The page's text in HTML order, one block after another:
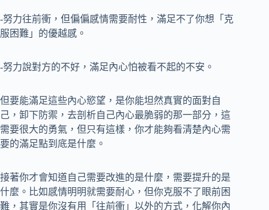
-努力往前衝，但偏偏感情需要耐性，滿足不了你想「克
服困難」的優越感。
-努力說對方的不好，滿足內心怕被看不起的不安。
但要能滿足這些內心慾望，是你能坦然真實的面對自
己，卸下防禦，去剖析自己內心最脆弱的那一部分，這
需要很大的勇氣，但只有這樣，你才能夠看清楚內心需
要的滿足點到底是什麼。
接著你才會知道自己需要改進的是什麼，需要提升的是
什麼。比如感情明明就需要耐心，但你克服不了眼前困
難，其實是你沒有用「往前衝」以外的方式，化解你內